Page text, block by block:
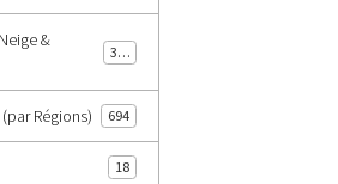
&
343
Régions) 694
18